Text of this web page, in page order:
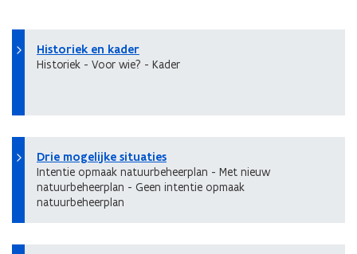
Historiek en kader
Historiek - Voor wie? - Kader
Drie mogelijke situaties
Intentie opmaak natuurbeheerplan - Met nieuw
natuurbeheerplan - Geen intentie opmaak
natuurbeheerplan